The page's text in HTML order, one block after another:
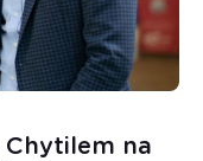
Chytilem na